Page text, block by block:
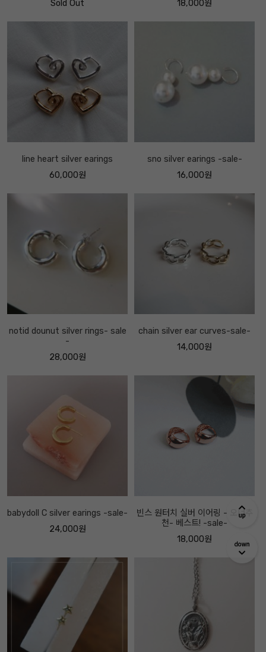
Sold Out
18,000원
line heart silver earings
60,000원
sno silver earings -sale-
16,000원
notid dounut silver rings- sale
-
28,000원
chain silver ear curves-sale-
14,000원
babydoll C silver earings -sale-
24,000원
빈스 원터치 실버 이어링 - 오너추
천- 베스트! -sale-
18,000원